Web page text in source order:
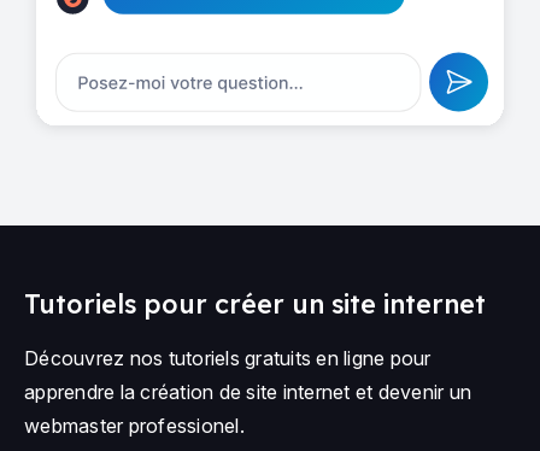
Tutoriels pour créer un site internet
Découvrez nos tutoriels gratuits en ligne pour
apprendre la création de site internet et devenir un
webmaster professionel.